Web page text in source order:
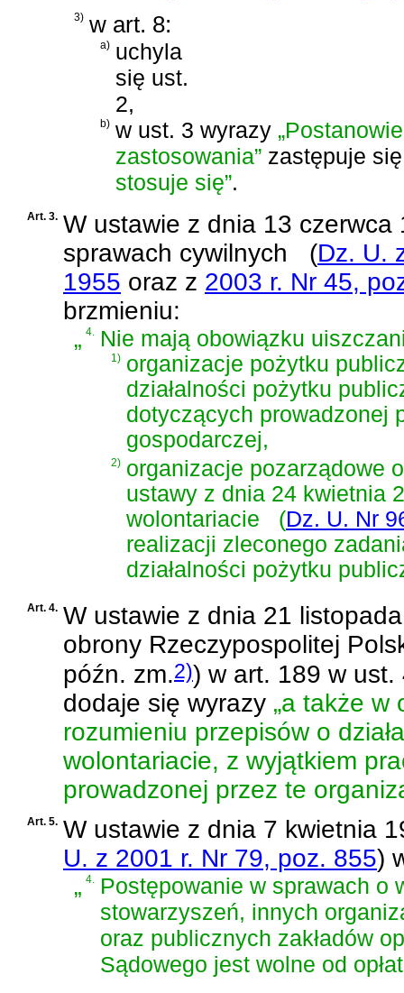
3) w art. 8:
a) uchyla
się ust.
2,
b) w ust. 3 wyrazy
zastosowania” zastępuje
stosuje się”.
Art. 3. W ustawie z dnia 13
sprawach cywilnych
(Dz. U.
1955 oraz z 2003 r. Nr 45,
brzmieniu:
„4. Nie mają obowiązku
1) organizacje pożytku
działalności pożytku
dotyczących prowadzonej
gospodarczej,
2) organizacje pozarządowe
ustawy z dnia 24 kwietnia
wolontariacie
(Dz. U. Nr
realizacji zleconego
działalności pożytku
Art. 4. W ustawie z dnia 21
obrony Rzeczypospolitej
późn. zm.2)) w art. 189 w ust.
dodaje się wyrazy „a także w
rozumieniu przepisów o
wolontariacie, z wyjątkiem
prowadzonej przez te
Art. 5. W ustawie z dnia 7 kwietnia
U. z 2001 r. Nr 79, poz. 855)
„4. Postępowanie w sprawach o
stowarzyszeń, innych
oraz publicznych zakładów
Sądowego jest wolne od